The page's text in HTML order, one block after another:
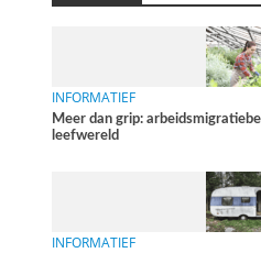
INFORMATIEF
Meer dan grip:
leefwereld
INFORMATIEF